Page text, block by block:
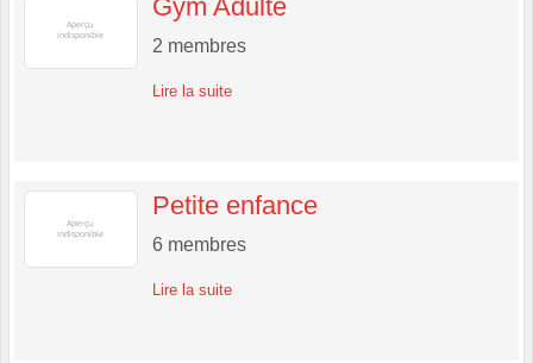
Gym Adulte
2 membres
Lire la suite
Petite enfance
6 membres
Lire la suite